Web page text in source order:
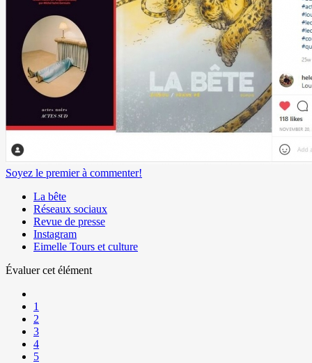
Soyez le premier à commenter!
La bête
Réseaux sociaux
Revue de presse
Instagram
Eimelle Tours et culture
Évaluer cet élément
1
2
3
4
5